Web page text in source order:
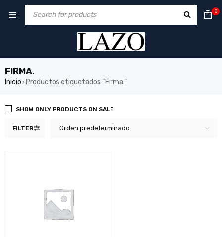
0
FIRMA.
Inicio › Productos etiquetados “Firma.”
FILTER Orden predeterminado
SHOW ONLY PRODUCTS ON SALE